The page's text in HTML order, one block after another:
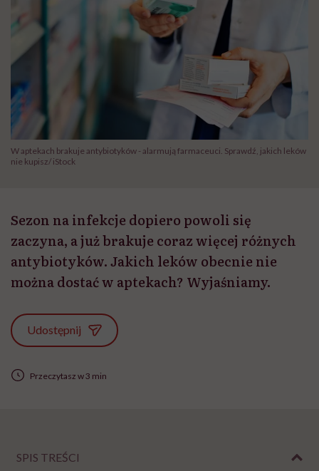
W aptekach brakuje antybiotyków - alarmują farmaceuci. Sprawdź, jakich leków
nie kupisz/ iStock
Sezon na infekcje dopiero powoli się
zaczyna, a już brakuje coraz więcej różnych
antybiotyków. Jakich leków obecnie nie
można dostać w aptekach? Wyjaśniamy.
Udostępnij
Przeczytasz w 3 min
SPIS TREŚCI